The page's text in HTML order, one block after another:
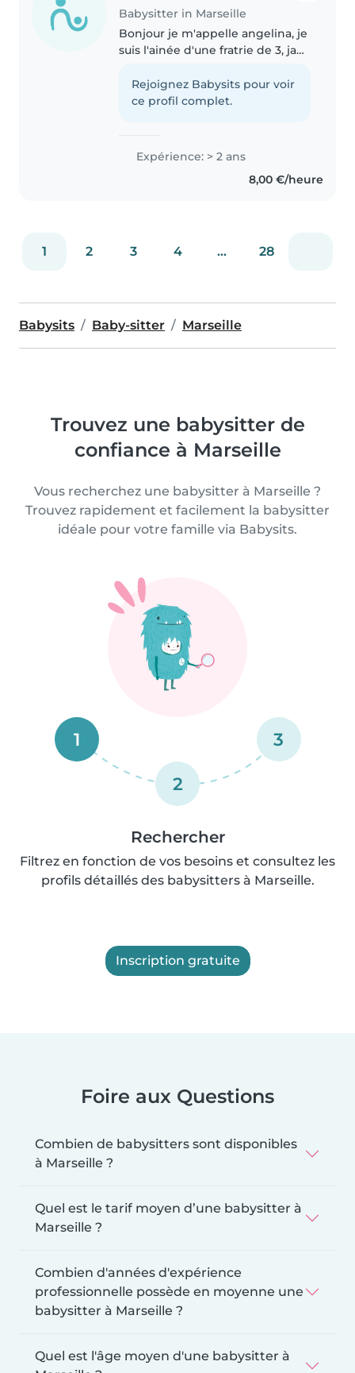
Babysitter in Marseille
Bonjour je m'appelle angelina, je
suis l'ainée d'une fratrie de 3, ja
Avec de l'expérience en gardant
mes frères et sœurs, je suis
Rejoignez Babysits pour voir
ce profil complet.
Expérience: > 2 ans
8,00 €/heure
1 2 3 4 ... 28
Babysits Baby-sitter Marseille
Trouvez une babysitter de
confiance à Marseille
Vous recherchez une babysitter à Marseille ?
Trouvez rapidement et facilement la babysitter
idéale pour votre famille via Babysits.
1
2
3
Rechercher
Filtrez en fonction de vos besoins et consultez les
profils détaillés des babysitters à Marseille.
Inscription gratuite
Foire aux Questions
Combien de babysitters sont disponibles
à Marseille ?
Quel est le tarif moyen d’une babysitter à
Marseille ?
Combien d'années d'expérience
professionnelle possède en moyenne une
babysitter à Marseille ?
Quel est l'âge moyen d'une babysitter à